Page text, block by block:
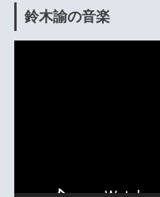
鈴木諭の音楽